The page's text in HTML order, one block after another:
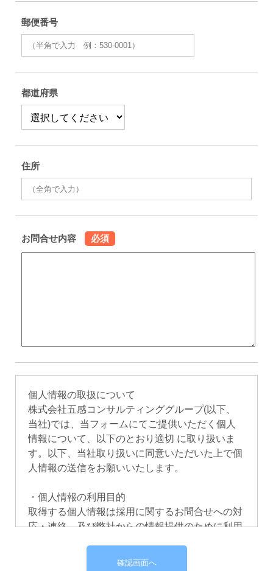
郵便番号
都道府県
住所
お問合せ内容 必須
個人情報の取扱について
株式会社五感コンサルティンググループ(以下、
当社)では、当フォームにてご提供いただく個人
情報について、以下のとおり適切 に取り扱いま
す。以下、当社取り扱いに同意いただいた上で個
人情報の送信をお願いいたします。
・個人情報の利用目的
取得する個人情報は採用に関するお問合せへの対
応・連絡、及び弊社からの情報提供のために利用